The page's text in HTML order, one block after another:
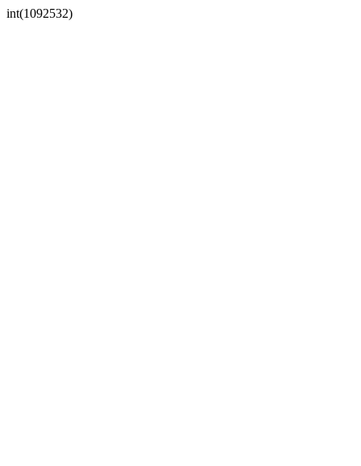
int(1092532)